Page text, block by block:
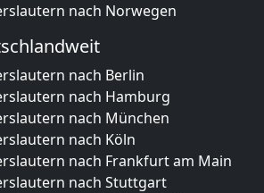
nach Norwegen
nach Berlin
nach Hamburg
nach München
nach Köln
nach Frankfurt am Main
nach Stuttgart